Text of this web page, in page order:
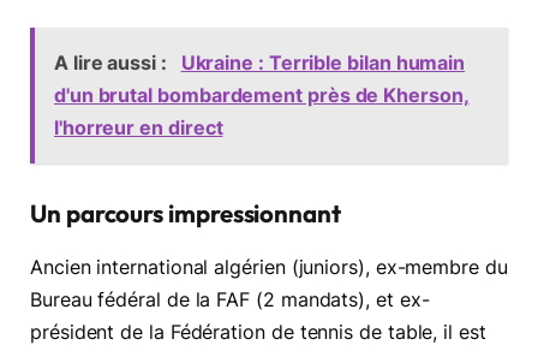
A lire aussi :
Ukraine : Terrible bilan humain
d'un brutal bombardement près de Kherson,
l'horreur en direct
Un parcours impressionnant
Ancien international algérien (juniors), ex-membre du
Bureau fédéral de la FAF (2 mandats), et ex-
président de la Fédération de tennis de table, il est